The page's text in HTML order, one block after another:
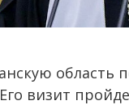
визит